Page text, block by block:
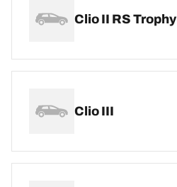
Clio II RS Trophy
Clio III